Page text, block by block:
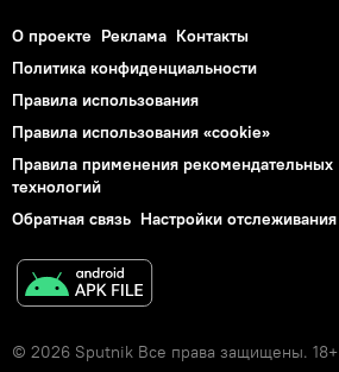
О проекте Реклама Контакты
Политика конфиденциальности
Правила использования
Правила использования «cookie»
Правила применения рекомендательных
технологий
Обратная связь Настройки отслеживания
© 2026 Sputnik Все права защищены. 18+